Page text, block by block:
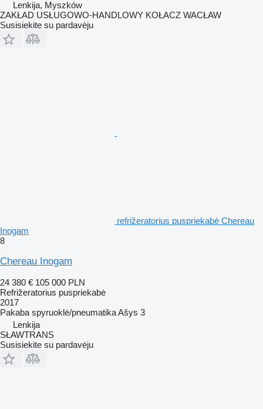
Lenkija, Myszków
ZAKŁAD USŁUGOWO-HANDLOWY KOŁACZ WACŁAW
Susisiekite su pardavėju
refrižeratorius puspriekabė Chereau
Inogam
8
Chereau Inogam
24 380 € 105 000 PLN
Refrižeratorius puspriekabė
2017
Pakaba spyruoklė/pneumatikaAšys 3
Lenkija
SŁAWTRANS
Susisiekite su pardavėju